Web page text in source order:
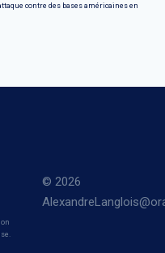
contre des bases américaines en
© 2026